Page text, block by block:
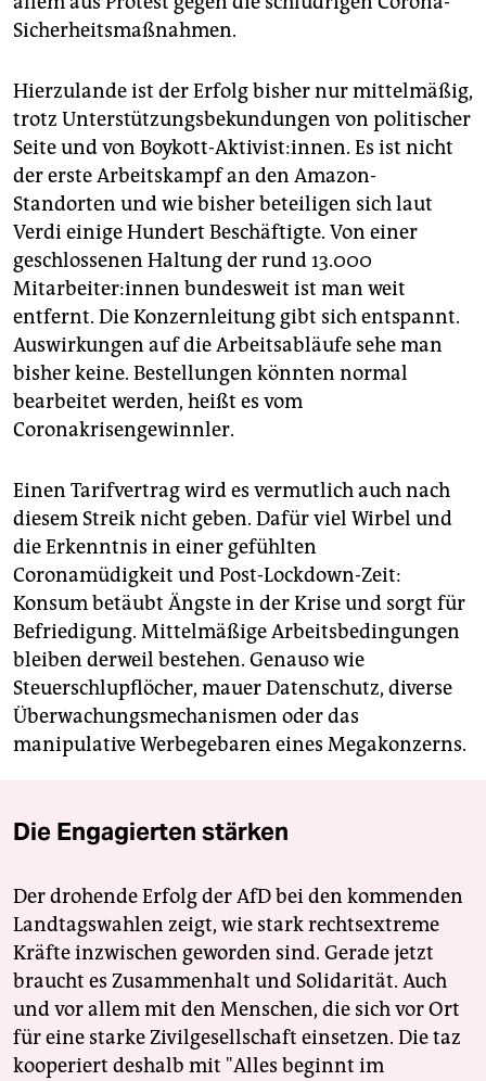
Sicherheitsmaßnahmen.
Hierzulande ist der Erfolg bisher nur mittelmäßig,
trotz Unterstützungsbekundungen von politischer
Seite und von Boykott-Aktivist:innen. Es ist nicht
der erste Arbeitskampf an den Amazon-
Standorten und wie bisher beteiligen sich laut
Verdi einige Hundert Beschäftigte. Von einer
geschlossenen Haltung der rund 13.000
Mitarbeiter:innen bundesweit ist man weit
entfernt. Die Konzernleitung gibt sich entspannt.
Auswirkungen auf die Arbeitsabläufe sehe man
bisher keine. Bestellungen könnten normal
bearbeitet werden, heißt es vom
Coronakrisengewinnler.
Einen Tarifvertrag wird es vermutlich auch nach
diesem Streik nicht geben. Dafür viel Wirbel und
die Erkenntnis in einer gefühlten
Coronamüdigkeit und Post-Lockdown-Zeit:
Konsum betäubt Ängste in der Krise und sorgt für
Befriedigung. Mittelmäßige Arbeitsbedingungen
bleiben derweil bestehen. Genauso wie
Steuerschlupflöcher, mauer Datenschutz, diverse
Überwachungsmechanismen oder das
manipulative Werbegebaren eines Megakonzerns.
Die Engagierten stärken
Der drohende Erfolg der AfD bei den kommenden
Landtagswahlen zeigt, wie stark rechtsextreme
Kräfte inzwischen geworden sind. Gerade jetzt
braucht es Zusammenhalt und Solidarität. Auch
und vor allem mit den Menschen, die sich vor Ort
für eine starke Zivilgesellschaft einsetzen. Die taz
kooperiert deshalb mit "Alles beginnt im